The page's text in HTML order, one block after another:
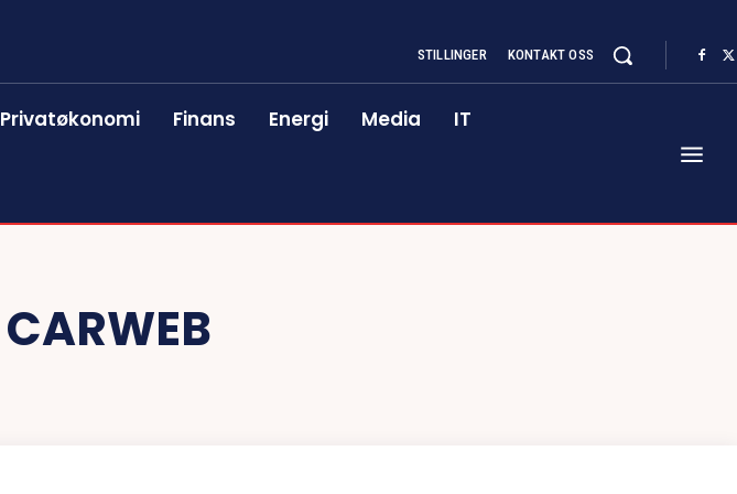
STILLINGER KONTAKT OSS
Privatøkonomi Finans Energi Media IT
CARWEB